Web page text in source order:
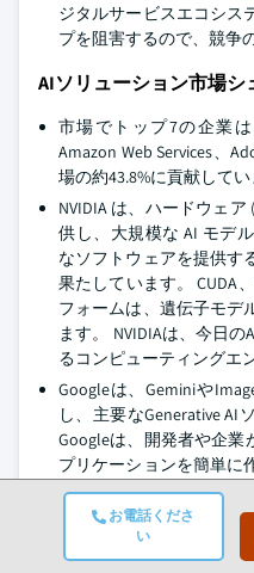
お電話くださ
い
ジタルサービスエコシス
プを阻害するので、競争
AIソリューション市場シ
市場でトップ7の企業は
Amazon Web Services、
場の約43.8%に貢献してい
NVIDIA は、ハードウェア
供し、大規模な AI モデ
なソフトウェアを提供す
果たしています。 CUDA
フォームは、遺伝子モデ
ます。 NVIDIAは、今日
るコンピューティングエ
Googleは、Geminiや
し、主要なGenerative AI
Googleは、開発者や企業
プリケーションを簡単に
るように、Vertex AIクラ
しました。 また、
AndroidなどのGoogleの